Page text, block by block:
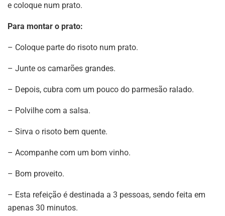
e coloque num prato.
Para montar o prato:
– Coloque parte do risoto num prato.
– Junte os camarões grandes.
– Depois, cubra com um pouco do parmesão ralado.
– Polvilhe com a salsa.
– Sirva o risoto bem quente.
– Acompanhe com um bom vinho.
– Bom proveito.
– Esta refeição é destinada a 3 pessoas, sendo feita em
apenas 30 minutos.